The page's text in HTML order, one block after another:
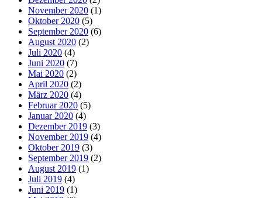
November 2020 (1)
Oktober 2020 (5)
September 2020 (6)
August 2020 (2)
Juli 2020 (4)
Juni 2020 (7)
Mai 2020 (2)
April 2020 (2)
März 2020 (4)
Februar 2020 (5)
Januar 2020 (4)
Dezember 2019 (3)
November 2019 (4)
Oktober 2019 (3)
September 2019 (2)
August 2019 (1)
Juli 2019 (4)
Juni 2019 (1)